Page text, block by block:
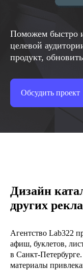
Поможем быстро
целевой
продукт,
Обсудить проект
Дизайн
других
Агентство Lab322
афиш, буклетов,
в Санкт-
материалы